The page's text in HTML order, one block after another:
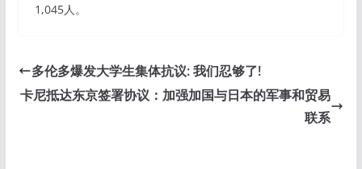
1,045人。
多伦多爆发大学生集体抗议: 我们忍够了!
卡尼抵达东京签署协议：加强加国与日本的军事和贸易
联系